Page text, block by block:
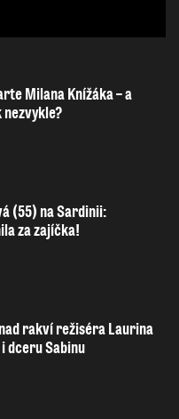
Milana Knížáka – a
(55) na Sardinii:
za zajíčka!
rakví režiséra Laurina
dceru Sabinu